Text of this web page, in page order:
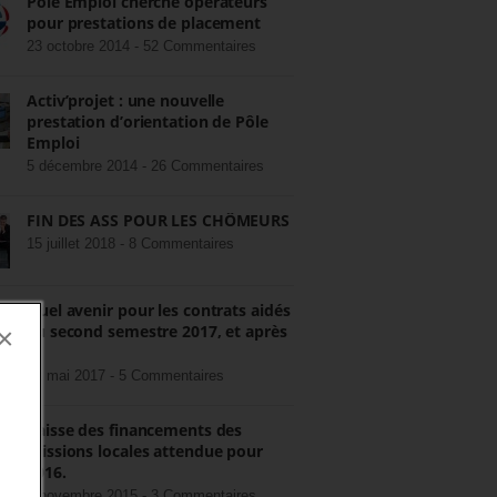
pour prestations de placement
23 octobre 2014 - 52 Commentaires
Activ’projet : une nouvelle
prestation d’orientation de Pôle
Emploi
5 décembre 2014 - 26 Commentaires
FIN DES ASS POUR LES CHÔMEURS
15 juillet 2018 - 8 Commentaires
Quel avenir pour les contrats aidés
au second semestre 2017, et après
22 mai 2017 - 5 Commentaires
Baisse des financements des
missions locales attendue pour
2016.